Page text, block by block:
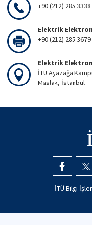
+90 (212) 285 3338
Elektrik
+90 (212) 285 3679
Elektrik
İTÜ Ayazağa
Maslak, İstanbul
İTÜ Bilgi